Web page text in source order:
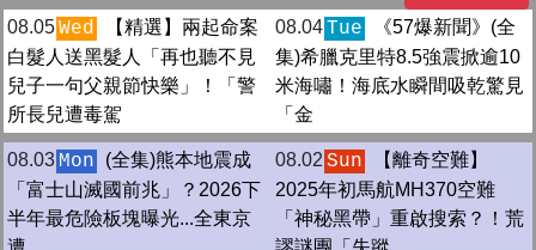
08.05Wed
【精選】兩起命案
白髮人送黑髮人「再也聽不見
兒子一句父親節快樂」！「警
所長兒遭毒駕
08.04Tue
《57爆新聞》(全
集)希臘克里特8.5強震掀逾10
米海嘯！海底水瞬間吸乾驚見
「金
08.03 Mon
(全集)熊本地震成
「富士山滅國前兆」？2026下
半年最危險板塊曝光...全東京
08.02 Sun
【離奇空難】
2025年初馬航MH370空難
「神秘黑帶」重啟搜索？！荒